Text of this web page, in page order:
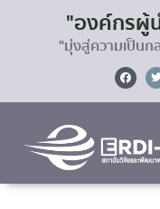
"องค์กรผู้
"มุ่งสู่ความเป็นก